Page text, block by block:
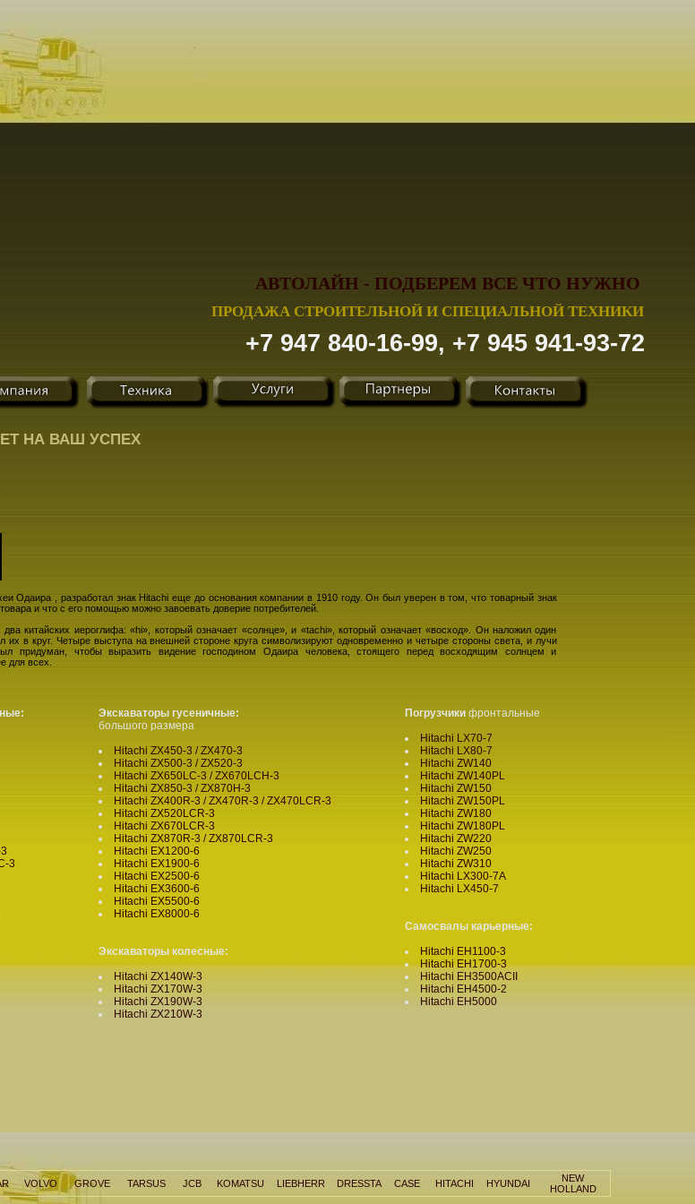
АВТОЛАЙН - ПОДБЕРЕМ ВСЕ ЧТО НУЖНО
ПРОДАЖА СТРОИТЕЛЬНОЙ И СПЕЦИАЛЬНОЙ ТЕХНИКИ
+7 947 840-16-99, +7 945 941-93-72
НА ВАШ УСПЕХ
Одаира , разработал знак Hitachi еще до основания компании в 1910 году. Он был уверен в том, что товарный знак
и что с его помощью можно завоевать доверие потребителей.
китайских иероглифа: «hi», который означает «солнце», и «tachi», который означает «восход». Он наложил один
их в круг. Четыре выступа на внешней стороне круга символизируют одновременно и четыре стороны света, и лучи
придуман, чтобы выразить видение господином Одаира человека, стоящего перед восходящим солнцем и
для всех.
3
Экскаваторы гусеничные:
большого размера
Hitachi ZX450-3 / ZX470-3
Hitachi ZX500-3 / ZX520-3
Hitachi ZX650LC-3 / ZX670LCH-3
Hitachi ZX850-3 / ZX870H-3
Hitachi ZX400R-3 / ZX470R-3 / ZX470LCR-3
Hitachi ZX520LCR-3
Hitachi ZX670LCR-3
Hitachi ZX870R-3 / ZX870LCR-3
Hitachi EX1200-6
Hitachi EX1900-6
Hitachi EX2500-6
Hitachi EX3600-6
Hitachi EX5500-6
Hitachi EX8000-6
Экскаваторы колесные:
Hitachi ZX140W-3
Hitachi ZX170W-3
Hitachi ZX190W-3
Hitachi ZX210W-3
Погрузчики фронтальные
Hitachi LX70-7
Hitachi LX80-7
Hitachi ZW140
Hitachi ZW140PL
Hitachi ZW150
Hitachi ZW150PL
Hitachi ZW180
Hitachi ZW180PL
Hitachi ZW220
Hitachi ZW250
Hitachi ZW310
Hitachi LX300-7A
Hitachi LX450-7
Самосвалы карьерные:
Hitachi EH1100-3
Hitachi EH1700-3
Hitachi EH3500ACII
Hitachi EH4500-2
Hitachi EH5000
VOLVO GROVE TARSUS JCB KOMATSU LIEBHERR DRESSTA CASE HITACHI HYUNDAI
NEW
HOLLAND